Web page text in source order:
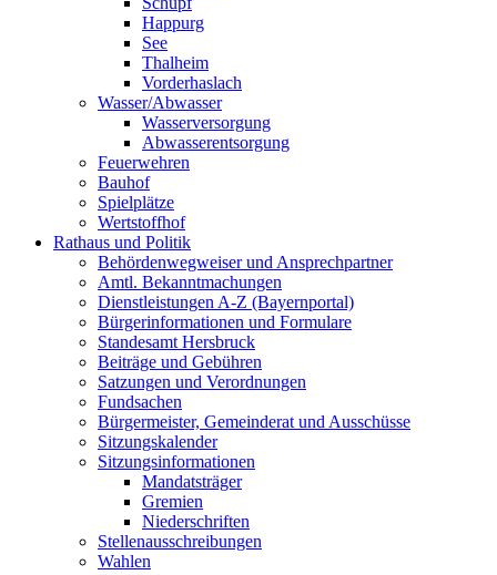
Happurg
See
Thalheim
Vorderhaslach
Wasser/Abwasser
Wasserversorgung
Abwasserentsorgung
Feuerwehren
Bauhof
Spielplätze
Wertstoffhof
Rathaus und Politik
Behördenwegweiser und Ansprechpartner
Amtl. Bekanntmachungen
Dienstleistungen A-Z (Bayernportal)
Bürgerinformationen und Formulare
Standesamt Hersbruck
Beiträge und Gebühren
Satzungen und Verordnungen
Fundsachen
Bürgermeister, Gemeinderat und Ausschüsse
Sitzungskalender
Sitzungsinformationen
Mandatsträger
Gremien
Niederschriften
Stellenausschreibungen
Wahlen